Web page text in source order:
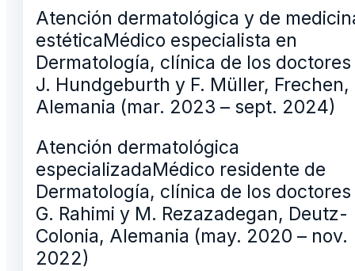
Atención dermatológica y de
estéticaMédico especialista en
Dermatología, clínica de los doctores
J. Hundgeburth y F. Müller, Frechen,
Alemania (mar. 2023 – sept. 2024)
Atención dermatológica
especializadaMédico residente de
Dermatología, clínica de los doctores
G. Rahimi y M. Rezazadegan, Deutz-
Colonia, Alemania (may. 2020 – nov.
2022)